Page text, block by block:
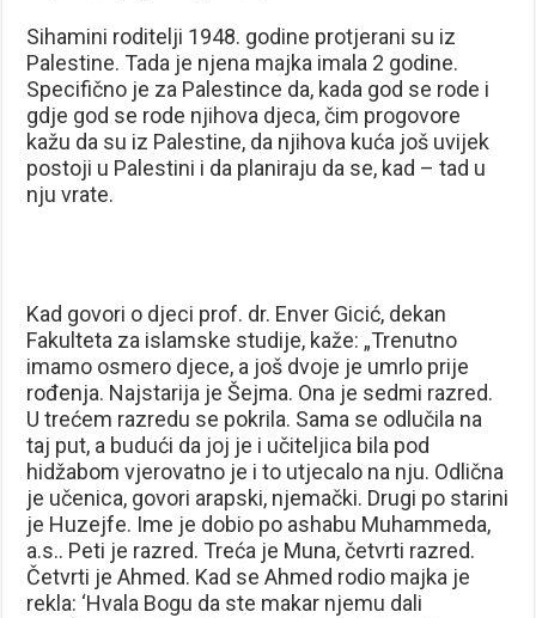
Sihamini roditelji 1948. godine protjerani su iz
Palestine. Tada je njena majka imala 2 godine.
Specifično je za Palestince da, kada god se rode i
gdje god se rode njihova djeca, čim progovore
kažu da su iz Palestine, da njihova kuća još uvijek
postoji u Palestini i da planiraju da se, kad – tad u
nju vrate.
Kad govori o djeci prof. dr. Enver Gicić, dekan
Fakulteta za islamske studije, kaže: „Trenutno
imamo osmero djece, a još dvoje je umrlo prije
rođenja. Najstarija je Šejma. Ona je sedmi razred.
U trećem razredu se pokrila. Sama se odlučila na
taj put, a budući da joj je i učiteljica bila pod
hidžabom vjerovatno je i to utjecalo na nju. Odlična
je učenica, govori arapski, njemački. Drugi po starini
je Huzejfe. Ime je dobio po ashabu Muhammeda,
a.s.. Peti je razred. Treća je Muna, četvrti razred.
Četvrti je Ahmed. Kad se Ahmed rodio majka je
rekla: ‘Hvala Bogu da ste makar njemu dali